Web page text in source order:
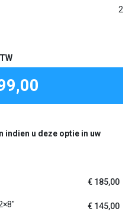
2
indien u deze optie in uw
€ 185,00
€ 145,00